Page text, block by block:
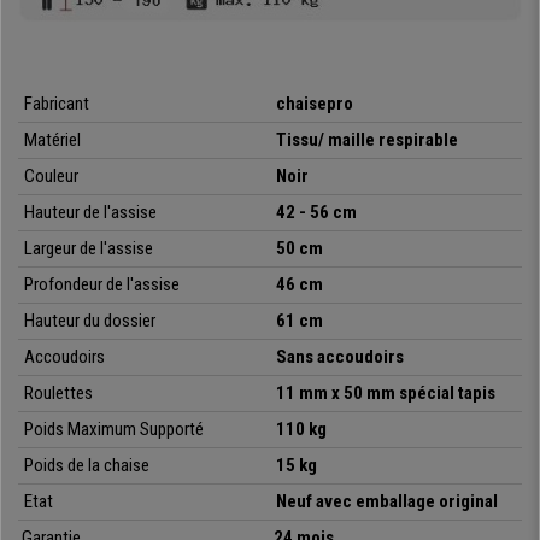
envoyé à votre domicile et avec la meilleure garantie.
• Mécanisme permanent d’inclinaison
• Fabrication de qualité, très robuste
Fabricant
chaisepro
Matériel
Tissu/ maille respirable
Couleur
Noir
Hauteur de l'assise
42 - 56 cm
Largeur de l'assise
50 cm
Profondeur de l'assise
46 cm
Hauteur du dossier
61 cm
Accoudoirs
Sans accoudoirs
Roulettes
11 mm x 50 mm spécial tapis
Poids Maximum Supporté
110 kg
Poids de la chaise
15 kg
Etat
Neuf avec emballage original